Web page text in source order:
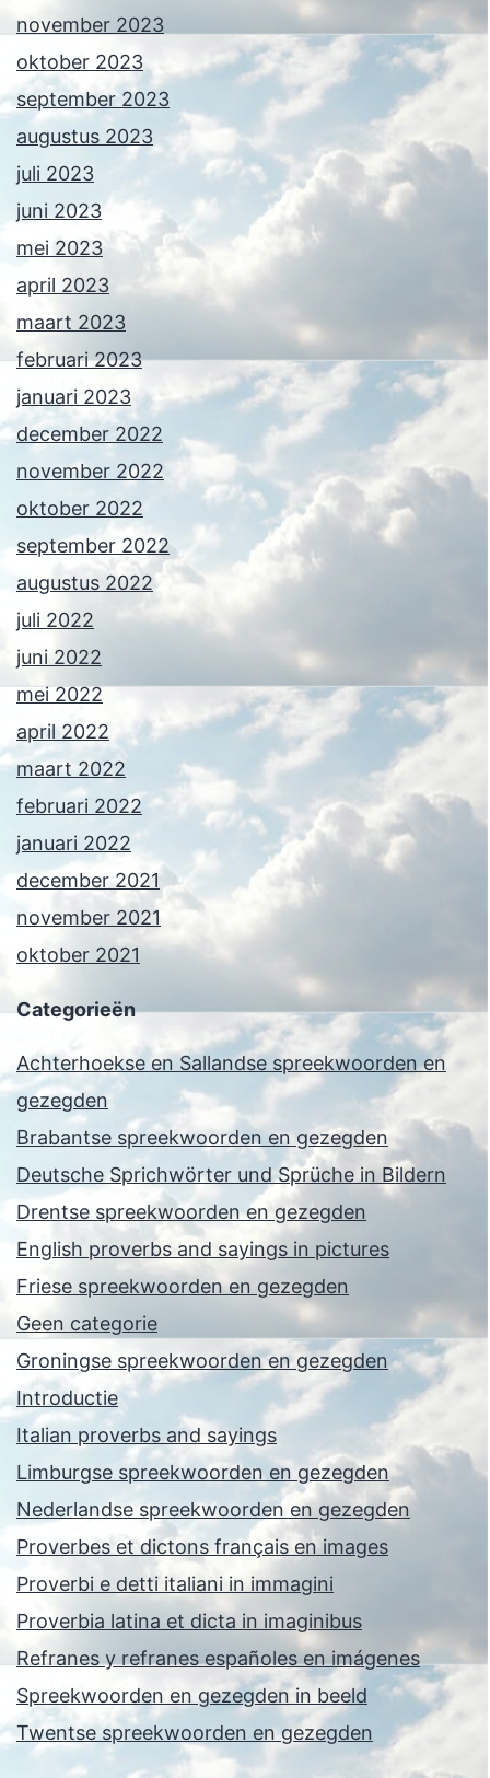
november 2023
oktober 2023
september 2023
augustus 2023
juli 2023
juni 2023
mei 2023
april 2023
maart 2023
februari 2023
januari 2023
december 2022
november 2022
oktober 2022
september 2022
augustus 2022
juli 2022
juni 2022
mei 2022
april 2022
maart 2022
februari 2022
januari 2022
december 2021
november 2021
oktober 2021
Categorieën
Achterhoekse en Sallandse spreekwoorden en
gezegden
Brabantse spreekwoorden en gezegden
Deutsche Sprichwörter und Sprüche in Bildern
Drentse spreekwoorden en gezegden
English proverbs and sayings in pictures
Friese spreekwoorden en gezegden
Geen categorie
Groningse spreekwoorden en gezegden
Introductie
Italian proverbs and sayings
Limburgse spreekwoorden en gezegden
Nederlandse spreekwoorden en gezegden
Proverbes et dictons français en images
Proverbi e detti italiani in immagini
Proverbia latina et dicta in imaginibus
Refranes y refranes españoles en imágenes
Spreekwoorden en gezegden in beeld
Twentse spreekwoorden en gezegden